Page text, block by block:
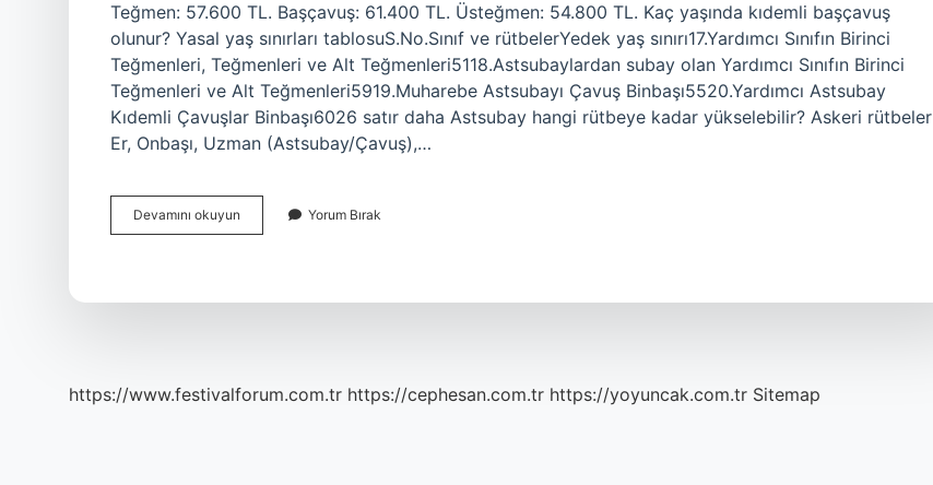
Teğmen: 57.600 TL. Başçavuş: 61.400 TL. Üsteğmen: 54.800 TL. Kaç yaşında kıdemli başçavuş
olunur? Yasal yaş sınırları tablosuS.No.Sınıf ve rütbelerYedek yaş sınırı17.Yardımcı Sınıfın Birinci
Teğmenleri, Teğmenleri ve Alt Teğmenleri5118.Astsubaylardan subay olan Yardımcı Sınıfın Birinci
Teğmenleri ve Alt Teğmenleri5919.Muharebe Astsubayı Çavuş Binbaşı5520.Yardımcı Astsubay
Kıdemli Çavuşlar Binbaşı6026 satır daha Astsubay hangi rütbeye kadar yükselebilir? Askeri rütbeler
Er, Onbaşı, Uzman (Astsubay/Çavuş),…
Devamını okuyun Başçavuş
Olmak
Yorum Bırak
https://www.festivalforum.com.tr https://cephesan.com.tr https://yoyuncak.com.tr Sitemap